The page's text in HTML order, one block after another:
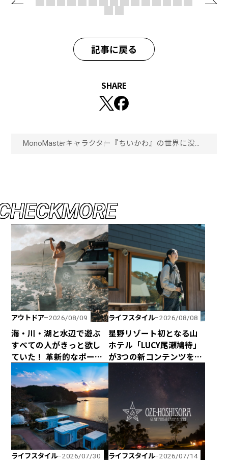
記事に戻る
SHARE
MonoMasterキャラクター 『ちいかわ』の世界に没入
HECKMORE
アウトドア 2026/08/09
海・川・湖と水辺で遊ぶ
すべての人がきっと欲し
ていた！ 革新的なポータ
ブルシャワーシステム
「ONTAP ROAM」が日本
初上陸！
ライフスタイル 2026/08/08
星野リゾート初となる山
ホテル「LUCY尾瀬鳩待」
が3つの新コンテンツを企
画して、2026年シーズン
は4月29日に全館営業開
始！
ライフスタイル 2026/07/30 ライフスタイル 2026/07/14